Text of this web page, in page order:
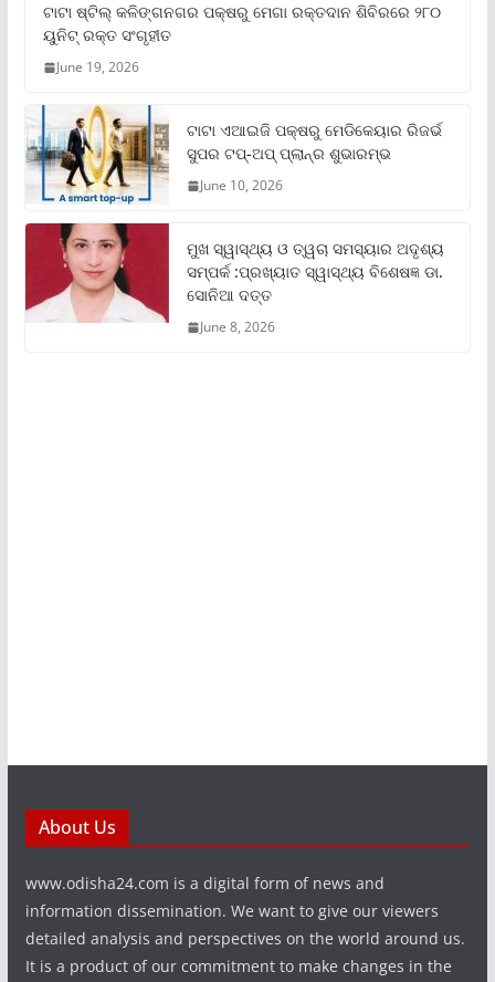
ଟାଟା ଷ୍ଟିଲ୍‌ କଳିଙ୍ଗନଗର ପକ୍ଷରୁ ମେଗା ରକ୍ତଦାନ ଶିବିରରେ ୨୮୦
ୟୁନିଟ୍‌ ରକ୍ତ ସଂଗୃହୀତ
June 19, 2026
ଟାଟା ଏଆଇଜି ପକ୍ଷରୁ ମେଡିକେୟାର ରିଜର୍ଭ
ସୁପର ଟପ୍‌-ଅପ୍ ପ୍ଲାନ୍‌ର ଶୁଭାରମ୍ଭ
June 10, 2026
ମୁଖ ସ୍ୱାସ୍ଥ୍ୟ ଓ ତ୍ୱଚା ସମସ୍ୟାର ଅଦୃଶ୍ୟ
ସମ୍ପର୍କ :ପ୍ରଖ୍ୟାତ ସ୍ୱାସ୍ଥ୍ୟ ବିଶେଷଜ୍ଞ ଡା.
ସୋନିଆ ଦତ୍ତ
June 8, 2026
About Us
www.odisha24.com is a digital form of news and
information dissemination. We want to give our viewers
detailed analysis and perspectives on the world around us.
It is a product of our commitment to make changes in the